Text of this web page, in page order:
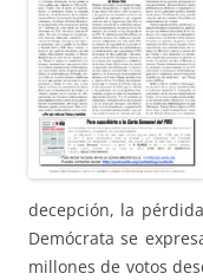
decepción, la
Demócrata se
millones de votos